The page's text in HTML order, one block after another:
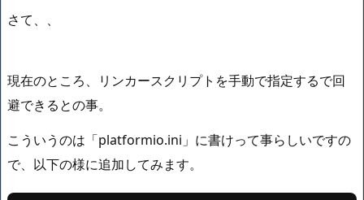
さて、、
現在のところ、リンカースクリプトを手動で指定するで回
避できるとの事。
こういうのは「platformio.ini」に書けって事らしいですの
で、以下の様に追加してみます。